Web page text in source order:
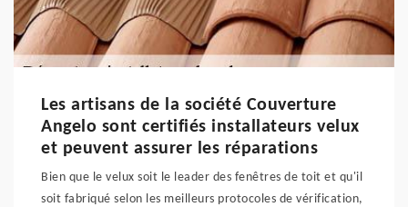
Les artisans de la société Couverture
Angelo sont certifiés installateurs velux
et peuvent assurer les réparations
Bien que le velux soit le leader des fenêtres de toit et qu'il
soit fabriqué selon les meilleurs protocoles de vérification,